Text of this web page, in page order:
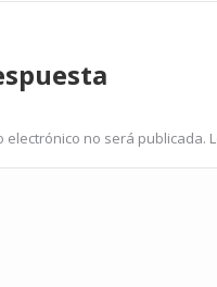
electrónico no será publicada.